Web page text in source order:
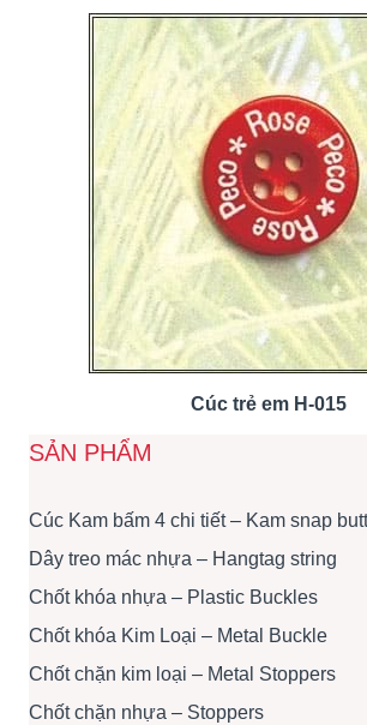
Cúc trẻ em H-015
SẢN PHẨM
Cúc Kam bấm 4 chi tiết – Kam snap
Dây treo mác nhựa – Hangtag string
Chốt khóa nhựa – Plastic Buckles
Chốt khóa Kim Loại – Metal Buckle
Chốt chặn kim loại – Metal Stoppers
Chốt chặn nhựa – Stoppers